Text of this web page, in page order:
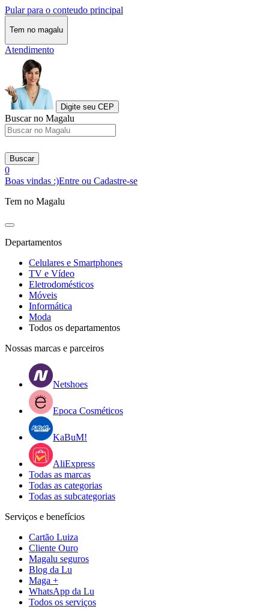
Pular para o conteudo principal
Tem no magalu
Atendimento
Digite seu CEP
Buscar no Magalu
Buscar
0
Boas vindas :)Entre ou Cadastre-se
Tem no Magalu
Departamentos
Celulares e Smartphones
TV e Vídeo
Eletrodomésticos
Móveis
Informática
Moda
Todos os departamentos
Nossas marcas e parceiros
Netshoes
Epoca Cosméticos
KaBuM!
AliExpress
Todas as marcas
Todas as categorias
Todas as subcategorias
Serviços e benefícios
Cartão Luiza
Cliente Ouro
Magalu seguros
Blog da Lu
Maga +
WhatsApp da Lu
Todos os serviços